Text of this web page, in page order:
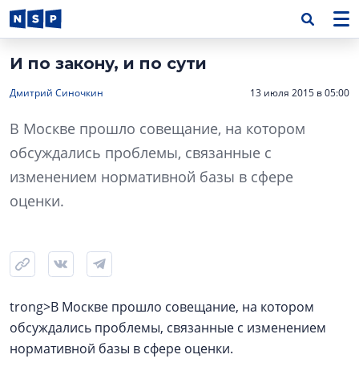
И по закону, и по сути
Дмитрий Синочкин 13 июля 2015 в 05:00
В Москве прошло совещание, на котором
обсуждались проблемы, связанные с
изменением нормативной базы в сфере
оценки.
trong>В Москве прошло совещание, на котором
обсуждались проблемы, связанные с изменением
нормативной базы в сфере оценки.